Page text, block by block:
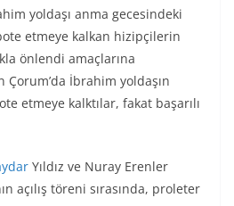
yoldaşı anma gecesindeki
etmeye kalkan hizipçilerin
önlendi amaçlarına
Çorum’da İbrahim yoldaşın
etmeye kalktılar, fakat başarılı
Yıldız ve Nuray Erenler
açılış töreni sırasında, proleter